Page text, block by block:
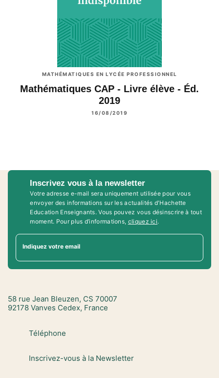
MATHÉMATIQUES EN LYCÉE PROFESSIONNEL
Mathématiques CAP - Livre élève - Éd.
2019
16/08/2019
Inscrivez vous à la newsletter
Votre adresse e-mail sera uniquement utilisée pour vous
envoyer des informations sur les actualités d'Hachette
Education Enseignants. Vous pouvez vous désinscrire à tout
moment. Pour plus d’informations, cliquez ici.
Indiquez votre email
58 rue Jean Bleuzen, CS 70007
92178 Vanves Cedex, France
Téléphone
Inscrivez-vous à la Newsletter